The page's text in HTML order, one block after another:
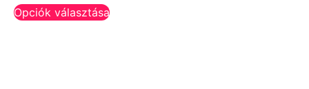
Opciók választása